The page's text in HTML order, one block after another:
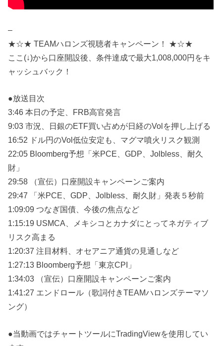
–
★☆★ TEAMハロンズ視聴者キャンペーン！ ★☆★
ここ(↓)から口座開設後、条件達成で最大1,008,000円をキ
ャッシュバック！
●放送目次
3:46 本日の予定、FRB高官発言
9:03 市況、日銀のETF買い占めが日経のVolを押し上げる
16:52 ドル円のVol低位安定も、マグマ噴火リスク観測
22:05 Bloomberg予想「米PCE、GDP、Jolbless、耐久
財」
29:58 （宣伝）口座開設キャンペーンご案内
29:47 「米PCE、GDP、Jolbless、耐久財」発表５秒前
1:09:09 つなぎ国債、今後の焦点など
1:15:19 USMCA、メキシコとカナダにとってネガティブ
リスク高まる
1:20:37 注目材料、オセアニア通貨の見通しなど
1:27:13 Bloomberg予想「東京CPI」
1:34:03 （宣伝）口座開設キャンペーンご案内
1:41:27 エンドロール（歌詞付きTEAMハロンズテーマソ
ング）
●当動画ではチャートツールにTradingViewを使用してい